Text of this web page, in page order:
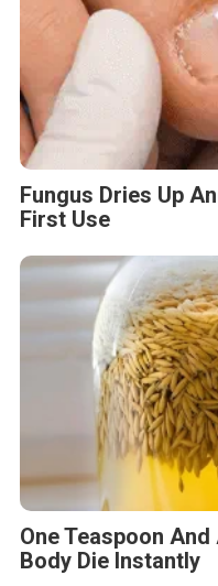
Fungus Dries Up
First Use
One Teaspoon
Body Die Instantly